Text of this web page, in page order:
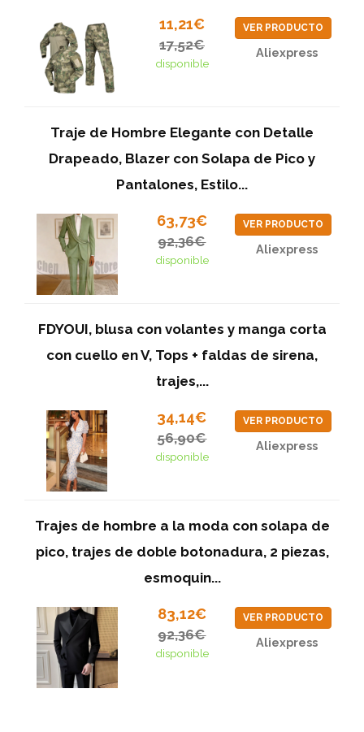
11,21€
17,52€
disponible
VER PRODUCTO
Aliexpress
Traje de Hombre Elegante con Detalle
Drapeado, Blazer con Solapa de Pico y
Pantalones, Estilo...
63,73€
92,36€
disponible
VER PRODUCTO
Aliexpress
FDYOUI, blusa con volantes y manga corta
con cuello en V, Tops + faldas de sirena,
trajes,...
34,14€
56,90€
disponible
VER PRODUCTO
Aliexpress
Trajes de hombre a la moda con solapa de
pico, trajes de doble botonadura, 2 piezas,
esmoquin...
83,12€
92,36€
disponible
VER PRODUCTO
Aliexpress